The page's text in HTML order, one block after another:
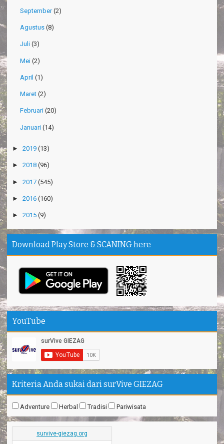
September(2)
Agustus (8)
Juli (3)
Mei (2)
April (1)
Maret (2)
Februari (20)
Januari (14)
► 2019 (13)
► 2018 (96)
► 2017 (545)
► 2016 (160)
► 2015 (9)
Download Play Store & SCANING here
YouTube
Kriteria Anda sukai dari surVive GIEZAG
Adventure Herbal Tradisi Pariwisata
survive-giezag.org